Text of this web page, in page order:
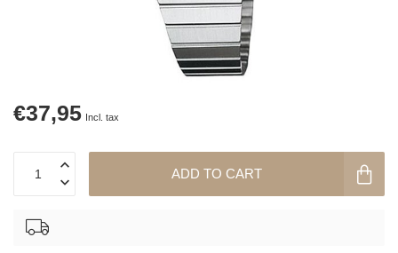
€37,95 Incl. tax
ADD TO CART